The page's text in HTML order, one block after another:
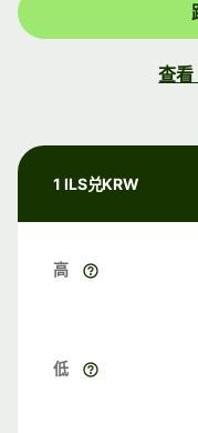
查看
1 ILS兑KRW
高
低